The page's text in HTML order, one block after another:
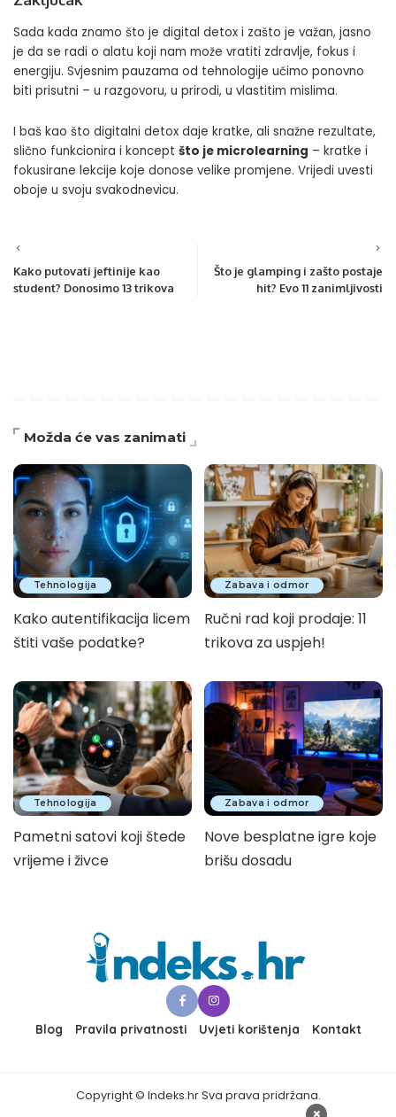
Sada kada znamo što je digital detox i zašto je važan, jasno
je da se radi o alatu koji nam može vratiti zdravlje, fokus i
energiju. Svjesnim pauzama od tehnologije učimo ponovno
biti prisutni – u razgovoru, u prirodi, u vlastitim mislima.
I baš kao što digitalni detox daje kratke, ali snažne rezultate,
slično funkcionira i koncept što je microlearning – kratke i
fokusirane lekcije koje donose velike promjene. Vrijedi uvesti
oboje u svoju svakodnevicu.
Kako putovati jeftinije kao
student? Donosimo 13 trikova
Što je glamping i zašto postaje
hit? Evo 11 zanimljivosti
Možda će vas zanimati
Tehnologija
Kako autentifikacija licem
štiti vaše podatke?
Zabava i odmor
Ručni rad koji prodaje: 11
trikova za uspjeh!
Tehnologija
Pametni satovi koji štede
vrijeme i živce
Zabava i odmor
Nove besplatne igre koje
brišu dosadu
Blog Pravila privatnosti Uvjeti korištenja Kontakt
Copyright © Indeks.hr Sva prava pridržana.